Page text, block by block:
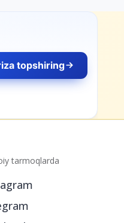
tarmoqlarda